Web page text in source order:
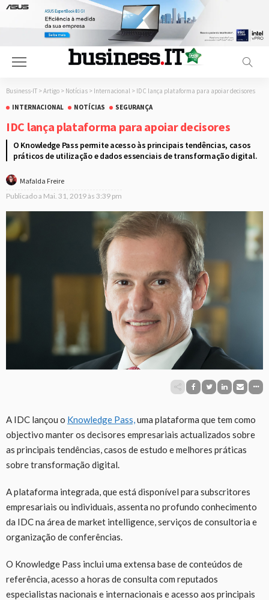
Business-IT > Artigo > Notícias > Internacional > IDC lança plataforma para apoiar decisores
INTERNACIONAL
NOTÍCIAS SEGURANÇA
IDC lança plataforma para apoiar decisores
O Knowledge Pass permite acesso às principais tendências, casos
práticos de utilização e dados essenciais de transformação digital.
Mafalda Freire
Publicado a Mai. 31, 2019 às 3:39 pm
A IDC lançou o Knowledge Pass,uma plataforma que tem como
objectivo manter os decisores empresariais actualizados sobre
as principais tendências, casos de estudo e melhores práticas
sobre transformação digital.
A plataforma integrada, que está disponível para subscritores
empresariais ou individuais, assenta no profundo conhecimento
da IDC na área de market intelligence, serviços de consultoria e
organização de conferências.
O Knowledge Pass inclui uma extensa base de conteúdos de
referência, acesso a horas de consulta com reputados
especialistas nacionais e internacionais e acesso aos principais